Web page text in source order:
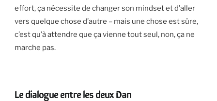
effort, ça nécessite de changer son mindset et d’aller
vers quelque chose d’autre – mais une chose est sûre,
c’est qu’à attendre que ça vienne tout seul, non, ça ne
marche pas.
Le dialogue entre les deux Dan